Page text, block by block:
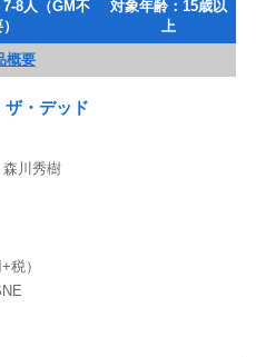
8人（GM不
対象年齢：15歳以
上
概要
ザ・デッド
川秀樹
）